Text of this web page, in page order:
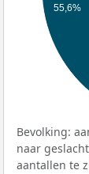
55,6%
Bevolking:
naar
aantallen te